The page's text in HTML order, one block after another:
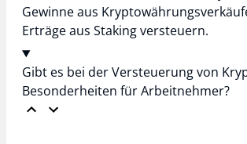
Gewinne aus
Erträge aus Staking versteuern.
Gibt es bei der Versteuerung von
Besonderheiten für Arbeitnehmer?